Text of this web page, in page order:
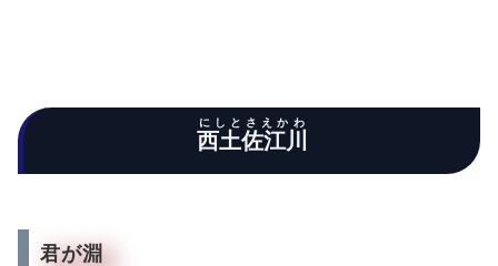
西土佐江川
にしとさえかわ
君が淵